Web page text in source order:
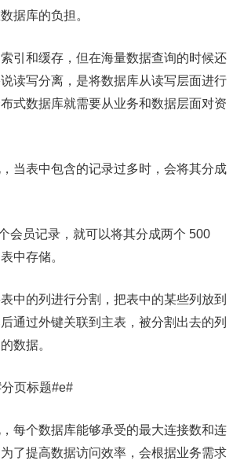
据库的负担。
引和缓存，但在海量数据查询的时候还
读写分离，是将数据库从读写层面进行
式数据库就需要从业务和数据层面对资
当表中包含的记录过多时，会将其分成
会员记录，就可以将其分成两个 500
中存储。
中的列进行分割，把表中的某些列放到
通过外键关联到主表，被分割出去的列
数据。
页标题#e#
每个数据库能够承受的最大连接数和连
了提高数据访问效率，会根据业务需求